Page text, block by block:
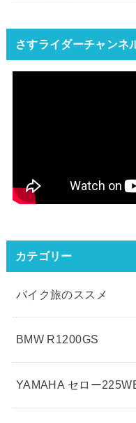
さすライダーチャンネ
カテゴリー
バイク旅のススメ
BMW R1200GS
YAMAHA セロー